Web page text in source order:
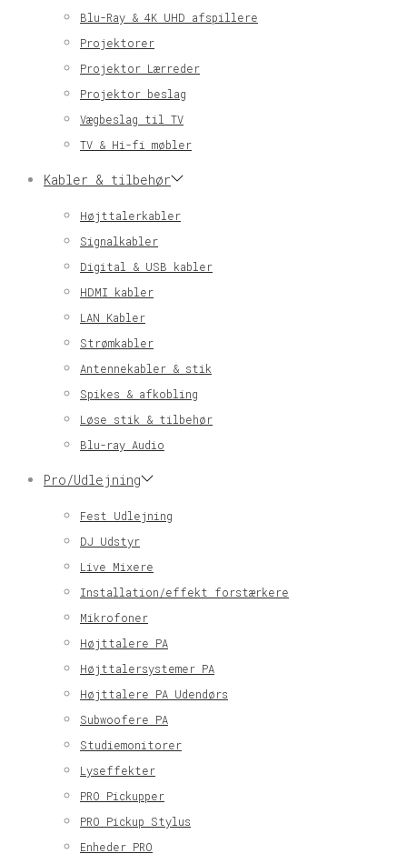
Blu-Ray & 4K UHD afspillere
Projektorer
Projektor Lærreder
Projektor beslag
Vægbeslag til TV
TV & Hi-fi møbler
Kabler & tilbehør
Højttalerkabler
Signalkabler
Digital & USB kabler
HDMI kabler
LAN Kabler
Strømkabler
Antennekabler & stik
Spikes & afkobling
Løse stik & tilbehør
Blu-ray Audio
Pro/Udlejning
Fest Udlejning
DJ Udstyr
Live Mixere
Installation/effekt forstærkere
Mikrofoner
Højttalere PA
Højttalersystemer PA
Højttalere PA Udendørs
Subwoofere PA
Studiemonitorer
Lyseffekter
PRO Pickupper
PRO Pickup Stylus
Enheder PRO